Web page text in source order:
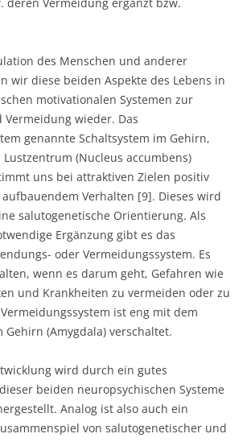
des Menschen und anderer
wir diese beiden Aspekte des Lebens in
motivationalen Systemen zur
wieder. Das
genannte Schaltsystem im Gehirn,
(Nucleus accumbens)
uns bei attraktiven Zielen positiv
Verhalten [9]. Dieses wird
salutogenetische Orientierung. Als
Ergänzung gibt es das
oder Vermeidungssystem. Es
wenn es darum geht, Gefahren wie
und Krankheiten zu vermeiden oder zu
ist eng mit dem
(Amygdala) verschaltet.
wird durch ein gutes
beiden neuropsychischen Systeme
Analog ist also auch ein
von salutogenetischer und